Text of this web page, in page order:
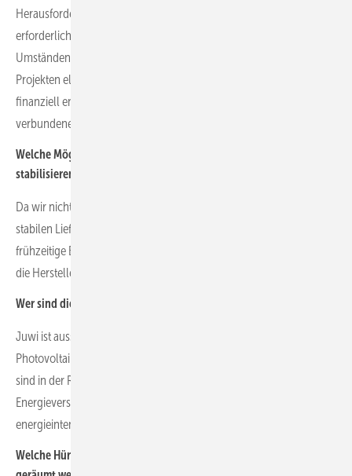
Herausforderung für die Projektentwickler wird sein, frühzeitig die
erforderlichen Komponenten zu bestellen. Da dies unter
Umständen schon erfolgen muss, bevor alle Risiken aus den
Projekten eliminiert sind, müssen sich die Projektentwickler
finanziell entsprechend gut aufstellen, damit sie die damit
verbundenen finanziellen Risiken gegebenenfalls tragen können.
Welche Möglichkeiten sehen Sie, um die Lieferketten zu
stabilisieren, wenn dies überhaupt notwendig ist?
Da wir nicht als Hersteller aufgestellt sind, sondern als Kunde von
stabilen Lieferketten abhängig sind, können wir lediglich über
frühzeitige Bestellungen auf die Lieferketten einwirken, um so für
die Hersteller und Lieferanten Planbarkeit zu gewährleisten.
Wer sind die Kunden, die sich derzeit für Solarparks interessieren?
Juwi ist ausschließlich im Segment der großen
Photovoltaikfreiflächenanlage aktiv. Die Kunden für diese Projekte
sind in der Regel institutionelle Investoren, Fonds, Versicherungen,
Energieversorgunsunternehmen, Stadtwerke und große
energieintensive Unternehmen.
Welche Hürden sehen Sie, die unbedingt noch aus dem Weg